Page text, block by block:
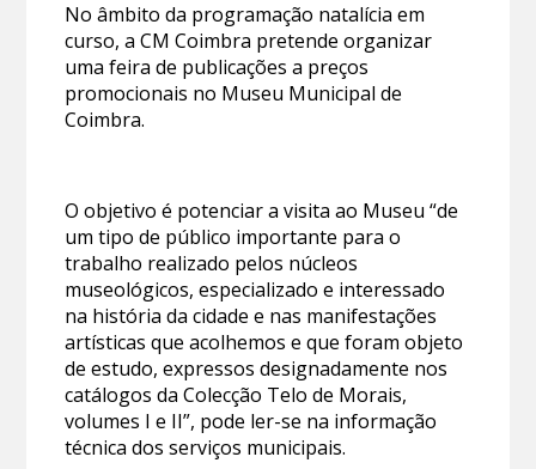
No âmbito da programação natalícia em
curso, a CM Coimbra pretende organizar
uma feira de publicações a preços
promocionais no Museu Municipal de
Coimbra.
O objetivo é potenciar a visita ao Museu “de
um tipo de público importante para o
trabalho realizado pelos núcleos
museológicos, especializado e interessado
na história da cidade e nas manifestações
artísticas que acolhemos e que foram objeto
de estudo, expressos designadamente nos
catálogos da Colecção Telo de Morais,
volumes I e II”, pode ler-se na informação
técnica dos serviços municipais.